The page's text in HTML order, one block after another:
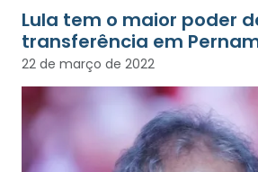
Lula tem o maior poder
transferência em
22 de março de 2022